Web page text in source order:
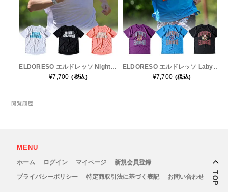
Outdoor Research (アウトドアリサーチ)
PaaGo WORKS(パーゴワークス)
patagonia(パタゴニア)
ranor(ラナー)
ELDORESO エルドレッソ Night Cruising Tee E1018316 メンズ・レディース ドライ 半袖 Tシャツ
¥7,700 (税込)
ELDORESO エルドレッソ Labyrinth Tee E1018216 メンズ・レディース ドライ 半袖 Tシャツ
¥7,700 (税込)
閲覧履歴
MENU
ホーム ログイン マイページ
新規会員登録
プライバシーポリシー
特定商取引法に基づく表記 お問い合わせ TOP